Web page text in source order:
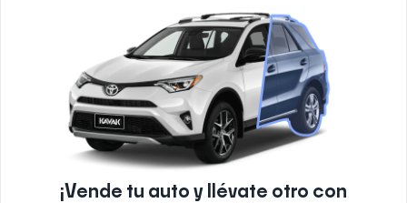
¡Vende tu auto y llévate otro con